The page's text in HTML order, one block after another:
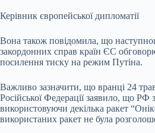
Керівник європейської дипломатії
Вона також повідомила, що
закордонних справ країн ЄС
посилення тиску на режим Путіна.
Важливо зазначити, що вранці 24
Російської Федерації заявило, що РФ
використовуючи декілька ракет
використаних ракет не була